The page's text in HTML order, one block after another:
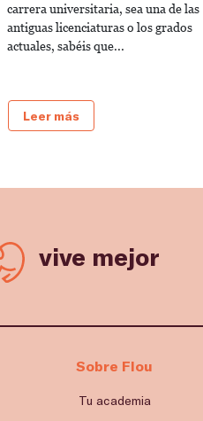
carrera universitaria, sea una de las
antiguas licenciaturas o los grados
actuales, sabéis que...
Leer más
vive mejor
Sobre Flou
Tu academia